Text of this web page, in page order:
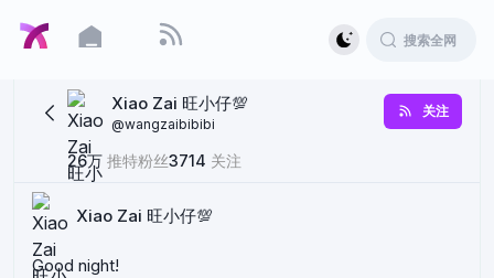
Xiao Zai 旺小仔💯
@wangzaibibibi
关注
26万 推特粉丝3714 关注
Xiao Zai 旺小仔💯
Good night!